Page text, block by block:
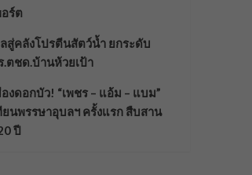
ร์ต
สู่คลังโปรตีนสัตว์น้ำ ยกระดับ
ตชด.บ้านห้วยเป้า
งดอกบัว! “เพชร – แอ้ม – แบม”
นพรรษาอุบลฯ ครั้งแรก สืบสาน
ปี